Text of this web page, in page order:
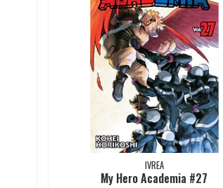
IVREA
My Hero Academia #27